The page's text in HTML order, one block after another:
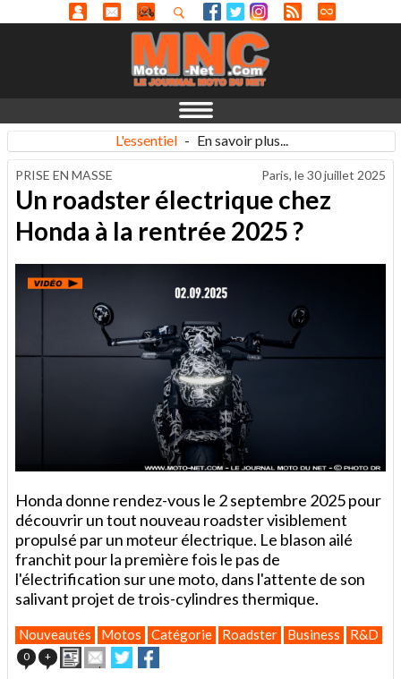
L'essentiel - En savoir plus...
PRISE EN MASSE Paris, le30 juillet 2025
Un roadster électrique chez
Honda à la rentrée 2025 ?
Honda donne rendez-vous le 2 septembre 2025 pour
découvrir un tout nouveau roadster visiblement
propulsé par un moteur électrique. Le blason ailé
franchit pour la première fois le pas de
l'électrification sur une moto, dans l'attente de son
salivant projet de trois-cylindres thermique.
Nouveautés Motos Catégorie Roadster Business R&D
0 + ImprimerEnvoyer
cet
Partager
sur
sur